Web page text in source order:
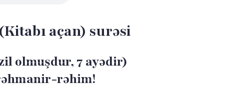
açan) surəsi
olmuşdur, 7 ayədir)
rəhim!